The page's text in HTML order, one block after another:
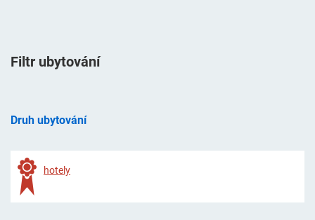
Filtr ubytování
Druh ubytování
hotely